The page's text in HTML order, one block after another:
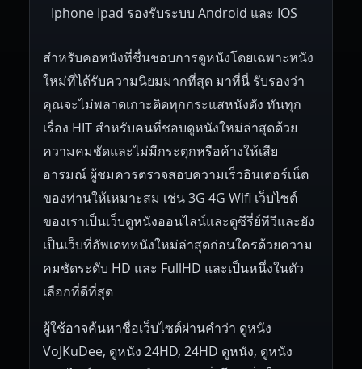
Iphone Ipad รองรับระบบ Android และ IOS
สำหรับคอหนังที่ชื่นชอบการดูหนังโดยเฉพาะหนัง
ใหม่ที่ได้รับความนิยมมากที่สุด มาที่นี่ รับรองว่า
คุณจะไม่พลาดเกาะติดทุกกระแสหนังดัง ทันทุก
เรื่อง HIT สำหรับคนที่ชอบดูหนังใหม่ล่าสุดด้วย
ความคมชัดและไม่มีกระตุกหรือค้างให้เสีย
อารมณ์ ผู้ชมควรตรวจสอบความเร็วอินเตอร์เน็ต
ของท่านให้เหมาะสม เช่น 3G 4G Wifi เว็บไซต์
ของเราเป็นเว็บดูหนังออนไลน์และดูซีรี่ย์ทีวีและยัง
เป็นเว็บที่อัพเดทหนังใหม่ล่าสุดก่อนใครด้วยความ
คมชัดระดับ HD และ FullHD และเป็นหนึ่งในตัว
เลือกที่ดีที่สุด
ผู้ใช้อาจค้นหาชื่อเว็บไซต์ผ่านคำว่า ดูหนัง
VoJKuDee, ดูหนัง 24HD, 24HD ดูหนัง, ดูหนัง